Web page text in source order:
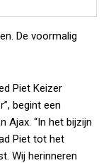
De voormalig
Piet Keizer
begint een
Ajax. “In het bijzijn
Piet tot het
Wij herinneren